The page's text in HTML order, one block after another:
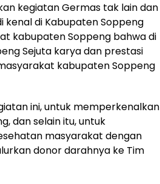
kegiatan Germas tak lain dan
kenal di Kabupaten Soppeng
kabupaten Soppeng bahwa di
Sejuta karya dan prestasi
kabupaten Soppeng
ini, untuk memperkenalkan
dan selain itu, untuk
masyarakat dengan
donor darahnya ke Tim